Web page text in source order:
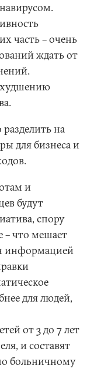
часть – очень
ждать от
на
для бизнеса и
и
будут
спору
– что мешает
информацией
для людей,
от 3 до 7 лет
и составят
больничному